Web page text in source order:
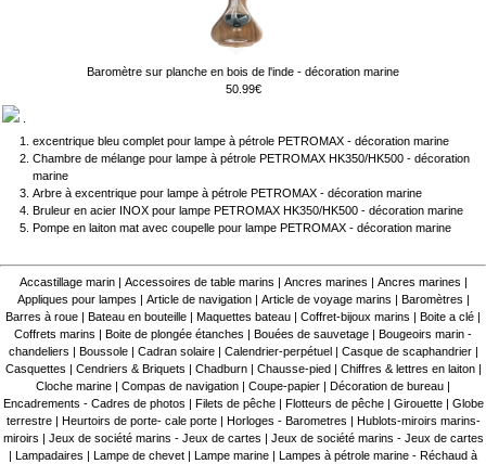
Baromètre sur planche en bois de l'inde - décoration marine
50.99€
excentrique bleu complet pour lampe à pétrole PETROMAX - décoration marine
Chambre de mélange pour lampe à pétrole PETROMAX HK350/HK500 - décoration
marine
Arbre à excentrique pour lampe à pétrole PETROMAX - décoration marine
Bruleur en acier INOX pour lampe PETROMAX HK350/HK500 - décoration marine
Pompe en laiton mat avec coupelle pour lampe PETROMAX - décoration marine
Accastillage marin| Accessoires de table marins | Ancres marines | Ancres marines |
Appliques pour lampes | Article de navigation| Article de voyage marins | Baromètres |
Barres à roue | Bateau en bouteille | Maquettes bateau | Coffret-bijoux marins | Boite a clé |
Coffrets marins | Boite de plongée étanches | Bouées de sauvetage | Bougeoirs marin -
chandeliers | Boussole| Cadran solaire| Calendrier-perpétuel| Casque de scaphandrier|
Casquettes | Cendriers & Briquets | Chadburn| Chausse-pied| Chiffres & lettres en laiton|
Cloche marine | Compas de navigation | Coupe-papier | Décoration de bureau |
Encadrements - Cadres de photos | Filets de pêche| Flotteurs de pêche| Girouette| Globe
terrestre| Heurtoirs de porte- cale porte| Horloges - Barometres | Hublots-miroirs marins-
miroirs | Jeux de société marins - Jeux de cartes | Jeux de société marins - Jeux de cartes
| Lampadaires | Lampe de chevet | Lampe marine | Lampes à pétrole marine - Réchaud à